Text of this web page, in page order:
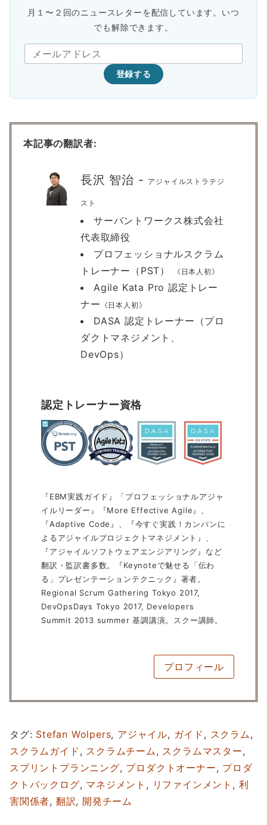
月１〜２回のニュースレターを配信しています。いつ
でも解除できます。
登録する
本記事の翻訳者:
長沢 智治 - アジャイルストラテジ
スト
サーバントワークス株式会社
代表取締役
プロフェッショナルスクラム
トレーナー（PST）
《日本人初》
Agile Kata Pro 認定トレー
ナー 《日本人初》
DASA 認定トレーナー（プロ
ダクトマネジメント、
DevOps）
認定トレーナー資格
『EBM実践ガイド』「プロフェッショナルアジャ
イルリーダー』『More Effective Agile』、
『Adaptive Code』、『今すぐ実践！カンバンに
よるアジャイルプロジェクトマネジメント』、
『アジャイルソフトウェアエンジアリング』など
翻訳・監訳書多数。『Keynoteで魅せる「伝わ
る」プレゼンテーションテクニック』著者。
Regional Scrum Gathering Tokyo 2017,
DevOpsDays Tokyo 2017, Developers
Summit 2013 summer 基調講演。スクー講師。
プロフィール
タグ: Stefan Wolpers, アジャイル, ガイド , スクラム ,
スクラムガイド , スクラムチーム , スクラムマスター,
スプリントプランニング, プロダクトオーナー, プロダ
クトバックログ, マネジメント , リファインメント , 利
害関係者, 翻訳, 開発チーム